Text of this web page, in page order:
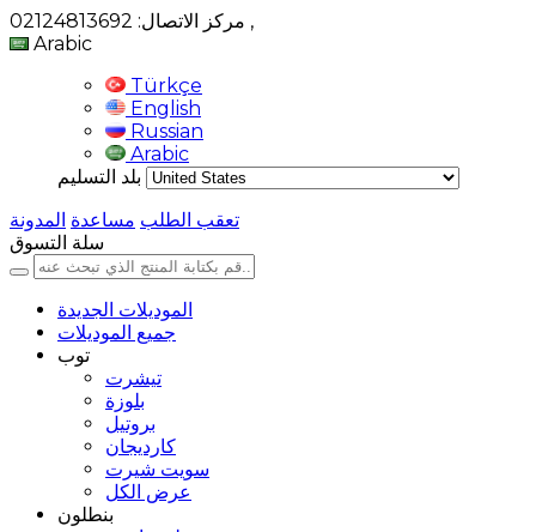
,
Arabic
Türkçe
English
Russian
Arabic
بلد التسليم
تعقب الطلب مساعدة المدونة
سلة التسوق
الموديلات الجديدة
جميع الموديلات
توب
تيشرت
بلوزة
بروتيل
كارديجان
سويت شيرت
عرض الكل
بنطلون